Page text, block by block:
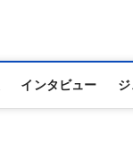
インタビュー